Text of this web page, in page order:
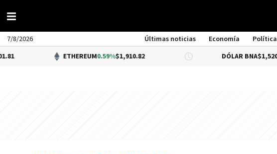
7/8/2026 Últimas noticias Economía Política
ETHEREUM0.59%$1,910.82 DÓLAR BNA$1,520.00